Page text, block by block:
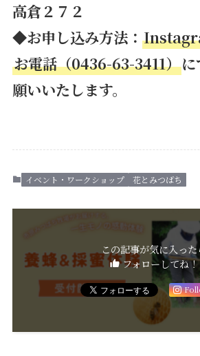
高倉２７２
◆お申し込み方法：
お電話（0436-63-3411）に
願いいたします。
イベント・ワークショップ 花とみつばち
この記事が気に入った
フォローしてね！